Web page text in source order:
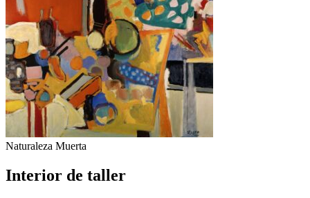
Naturaleza Muerta
Interior de taller